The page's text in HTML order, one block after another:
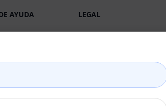
AYUDA LEGAL
Condiciones de uso (en)